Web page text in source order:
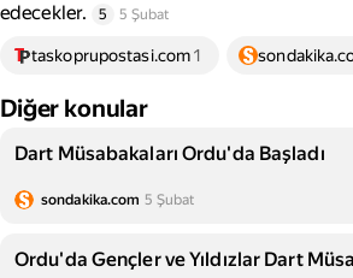
edecekler.
5 5 Şubat
taskoprupostasi.com1
Diğer konular
Dart Müsabakaları Ordu'da Başladı
sondakika.com 5 Şubat
Ordu'da Gençler ve Yıldızlar Dart